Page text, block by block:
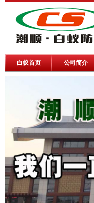
白蚁首页 公司简介